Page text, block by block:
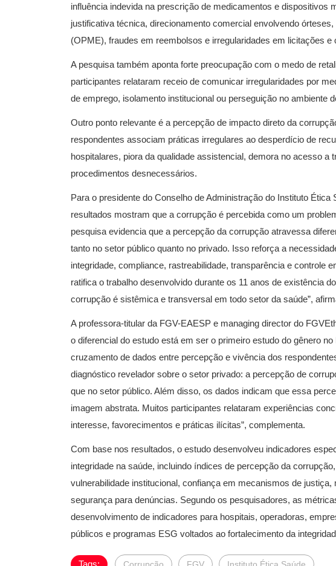
influência indevida na prescrição de medicamentos e dispositivos
justificativa técnica, direcionamento comercial envolvendo
(OPME), fraudes em reembolsos e irregularidades em licitações e
A pesquisa também aponta forte preocupação com o medo de
participantes relataram receio de comunicar irregularidades por
de emprego, isolamento institucional ou perseguição no ambiente
Outro ponto relevante é a percepção de impacto direto da
respondentes associam práticas irregulares ao desperdício de
hospitalares, piora da qualidade assistencial, demora no acesso a
procedimentos desnecessários.
Para o presidente do Conselho de Administração do Instituto Ética
resultados mostram que a corrupção é percebida como um
pesquisa evidencia que a percepção da corrupção atravessa
tanto no setor público quanto no privado. Isso reforça a
integridade, compliance, rastreabilidade, transparência e controle
ratifica o trabalho desenvolvido durante os 11 anos de existência
corrupção é sistêmica e transversal em todo setor da saúde”,
A professora-titular da FGV-EAESP e managing director do
o diferencial do estudo está em ser o primeiro estudo do gênero
cruzamento de dados entre percepção e vivência dos
diagnóstico revelador sobre o setor privado: a percepção de
que no setor público. Além disso, os dados indicam que essa
imagem abstrata. Muitos participantes relataram experiências
interesse, favorecimentos e práticas ilícitas”, complementa.​
Com base nos resultados, o estudo desenvolveu indicadores
integridade na saúde, incluindo índices de percepção da
vulnerabilidade institucional, confiança em mecanismos de
segurança para denúncias. Segundo os pesquisadores, as
desenvolvimento de indicadores para hospitais, operadoras,
públicos e programas ESG voltados ao fortalecimento da
Tags: Corrupção FGV Instituto Ética Saúde